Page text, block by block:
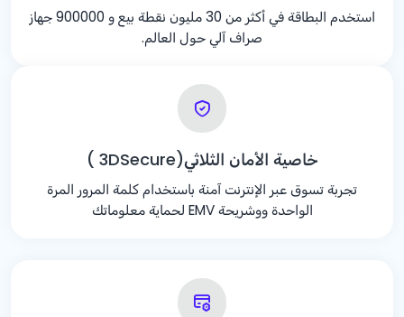
استخدم البطاقة في أكثر من 30 مليون نقطة بيع و 900000 جهاز
صراف آلي حول العالم.
خاصية الأمان الثلاثي(3DSecure )
تجربة تسوق عبر الإنترنت آمنة باستخدام كلمة المرور المرة
الواحدة ووشريحة EMV لحماية معلوماتك